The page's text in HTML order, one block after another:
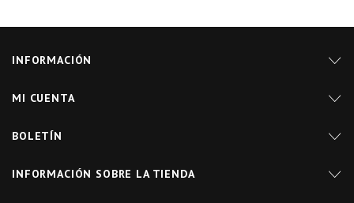
INFORMACIÓN
MI CUENTA
BOLETÍN
INFORMACIÓN SOBRE LA TIENDA